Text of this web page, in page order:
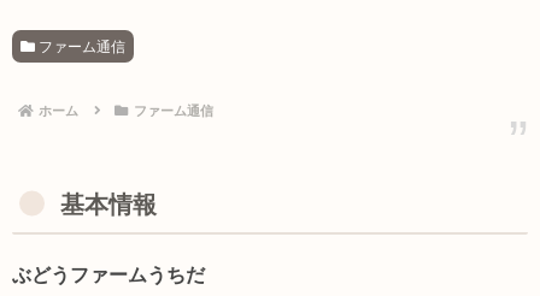
ファーム通信
ホーム ファーム通信
基本情報
ぶどうファームうちだ